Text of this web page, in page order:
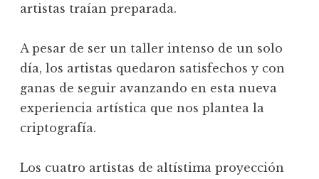
artistas traían preparada.
A pesar de ser un taller intenso de un solo
día, los artistas quedaron satisfechos y con
ganas de seguir avanzando en esta nueva
experiencia artística que nos plantea la
criptografía.
Los cuatro artistas de altístima proyección